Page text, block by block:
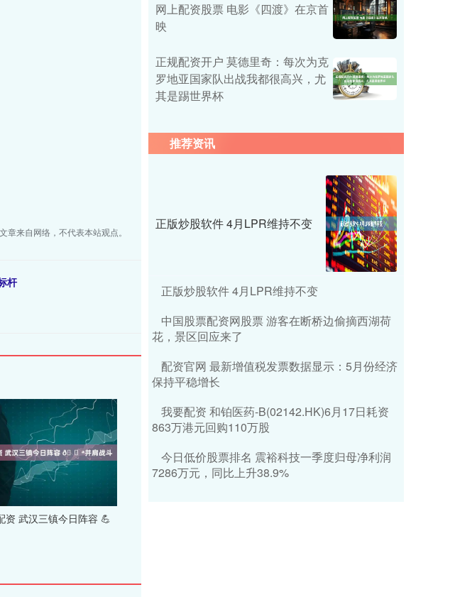
章来自网络，不代表本站观点。
杆
资 武汉三镇今日阵容 💪
网上配资股票 电影《四渡》在京首
映
正规配资开户 莫德里奇：每次为克
罗地亚国家队出战我都很高兴，尤
其是踢世界杯
推荐资讯
正版炒股软件 4月LPR维持不变
正版炒股软件 4月LPR维持不变
中国股票配资网股票 游客在断桥边偷摘西湖荷
花，景区回应来了
配资官网 最新增值税发票数据显示：5月份经济
保持平稳增长
我要配资 和铂医药-B(02142.HK)6月17日耗资
863万港元回购110万股
今日低价股票排名 震裕科技一季度归母净利润
7286万元，同比上升38.9%